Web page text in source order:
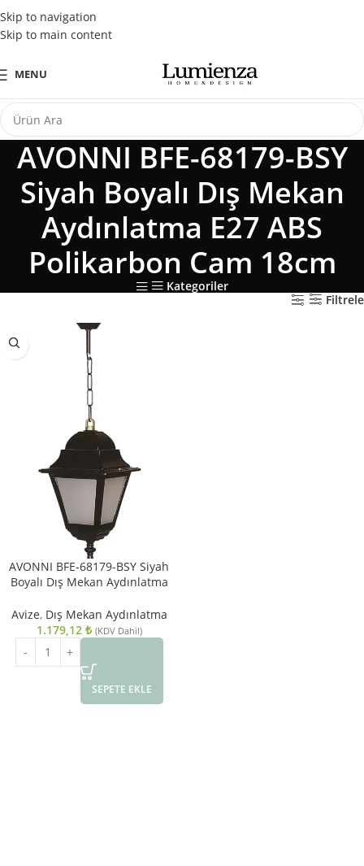
Skip to navigation
Skip to main content
Tüm Kredi Kartlarına Peşin Fiyatına 3 Taksit Fırsatı
MENU
AVONNI BFE-68179-BSY
Siyah Boyalı Dış Mekan
Aydınlatma E27 ABS
Polikarbon Cam 18cm
Kategoriler
Filtrele
AVONNI BFE-68179-BSY Siyah
Boyalı Dış Mekan Aydınlatma
Avize, Dış Mekan Aydınlatma
1.179,12 ₺ (KDV Dahil)
SEPETE EKLE